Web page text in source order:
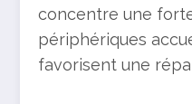
concentre une
périphériques
favorisent une